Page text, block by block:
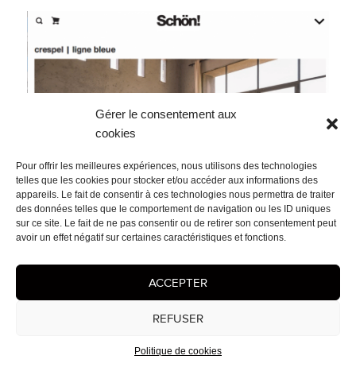
Gérer le consentement aux
cookies
Pour offrir les meilleures expériences, nous utilisons des technologies
telles que les cookies pour stocker et/ou accéder aux informations des
appareils. Le fait de consentir à ces technologies nous permettra de traiter
des données telles que le comportement de navigation ou les ID uniques
sur ce site. Le fait de ne pas consentir ou de retirer son consentement peut
avoir un effet négatif sur certaines caractéristiques et fonctions.
ACCEPTER
REFUSER
Politique de cookies
Cédrix Crespel dans Schön! Magazine. Série Ligne Bleue,